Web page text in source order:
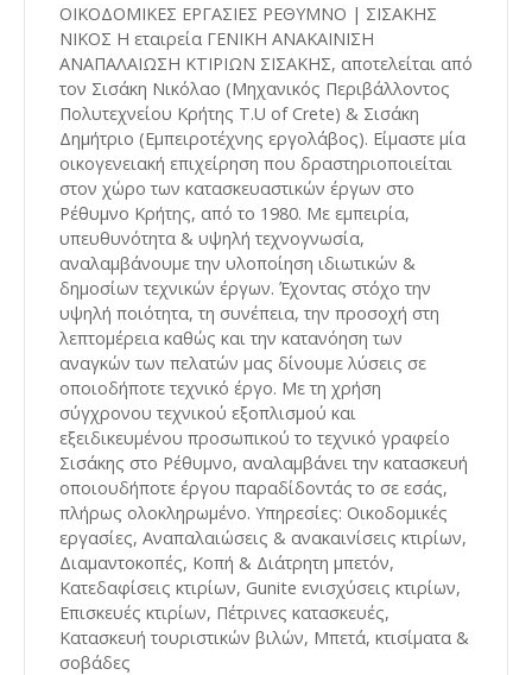
ΟΙΚΟΔΟΜΙΚΕΣ ΕΡΓΑΣΙΕΣ ΡΕΘΥΜΝΟ | ΣΙΣΑΚΗΣ
ΝΙΚΟΣ Η εταιρεία ΓΕΝΙΚΗ ΑΝΑΚΑΙΝΙΣΗ
ΑΝΑΠΑΛΑΙΩΣΗ ΚΤΙΡΙΩΝ ΣΙΣΑΚΗΣ, αποτελείται από
τον Σισάκη Νικόλαο (Μηχανικός Περιβάλλοντος
Πολυτεχνείου Κρήτης T.U of Crete) & Σισάκη
Δημήτριο (Εμπειροτέχνης εργολάβος). Είμαστε μία
οικογενειακή επιχείρηση που δραστηριοποιείται
στον χώρο των κατασκευαστικών έργων στο
Ρέθυμνο Κρήτης, από το 1980. Με εμπειρία,
υπευθυνότητα & υψηλή τεχνογνωσία,
αναλαμβάνουμε την υλοποίηση ιδιωτικών &
δημοσίων τεχνικών έργων. Έχοντας στόχο την
υψηλή ποιότητα, τη συνέπεια, την προσοχή στη
λεπτομέρεια καθώς και την κατανόηση των
αναγκών των πελατών μας δίνουμε λύσεις σε
οποιοδήποτε τεχνικό έργο. Με τη χρήση
σύγχρονου τεχνικού εξοπλισμού και
εξειδικευμένου προσωπικού το τεχνικό γραφείο
Σισάκης στο Ρέθυμνο, αναλαμβάνει την κατασκευή
οποιουδήποτε έργου παραδίδοντάς το σε εσάς,
πλήρως ολοκληρωμένο. Υπηρεσίες: Οικοδομικές
εργασίες, Αναπαλαιώσεις & ανακαινίσεις κτιρίων,
Διαμαντοκοπές, Κοπή & Διάτρητη μπετόν,
Κατεδαφίσεις κτιρίων, Gunite ενισχύσεις κτιρίων,
Επισκευές κτιρίων, Πέτρινες κατασκευές,
Κατασκευή τουριστικών βιλών, Μπετά, κτισίματα &
σοβάδες